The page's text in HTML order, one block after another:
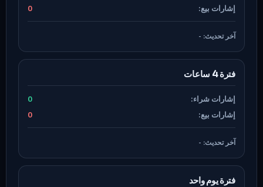
إشارات بيع:
0
آخر تحديث: -
فترة 4 ساعات
إشارات شراء:
0
إشارات بيع:
0
آخر تحديث: -
فترة يوم واحد